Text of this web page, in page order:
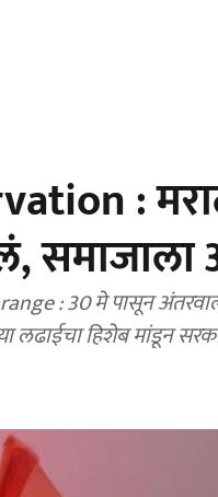
:
: 30 मे पासून
काय दिलं, समाजाला अजून काय हवं?